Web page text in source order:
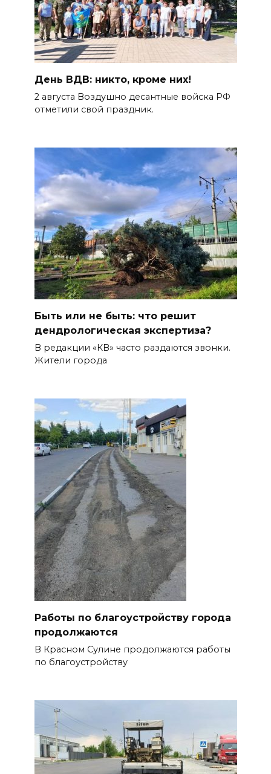
День ВДВ: никто, кроме них!
2 августа Воздушно десантные войска РФ
отметили свой праздник.
Быть или не быть: что решит
дендрологическая экспертиза?
В редакции «КВ» часто раздаются звонки.
Жители города
Работы по благоустройству города
продолжаются
В Красном Сулине продолжаются работы
по благоустройству